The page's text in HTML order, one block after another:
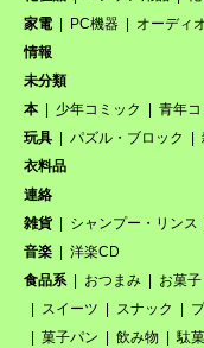
家電
PC機器
オーディ
情報
未分類
本
少年コミック
青年コ
玩具
パズル・ブロック
衣料品
連絡
雑貨
シャンプー・リンス
音楽
洋楽CD
食品系
おつまみ お菓子
スイーツ
スナック
菓子パン
飲み物 駄